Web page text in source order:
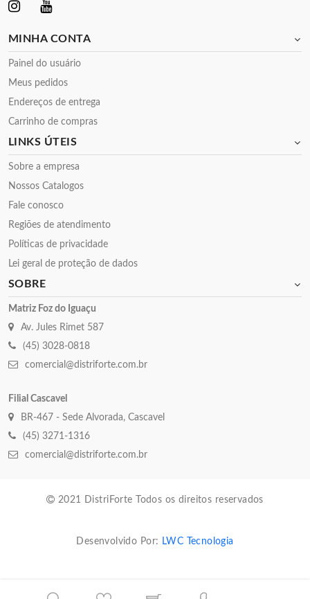
MINHA CONTA
Painel do usuário
Meus pedidos
Endereços de entrega
Carrinho de compras
LINKS ÚTEIS
Sobre a empresa
Nossos Catalogos
Fale conosco
Regiões de atendimento
Políticas de privacidade
Lei geral de proteção de dados
SOBRE
Matriz Foz do Iguaçu
Av. Jules Rimet 587
(45) 3028-0818
comercial@distriforte.com.br
Filial Cascavel
BR-467 - Sede Alvorada, Cascavel
(45) 3271-1316
comercial@distriforte.com.br
2021 DistriForte Todos os direitos reservados
Desenvolvido Por: LWC Tecnologia